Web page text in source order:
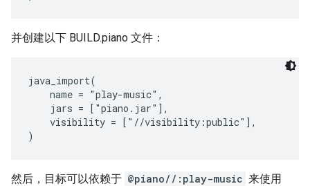
并创建以下 BUILD.piano 文件：
java_import(
    name = "play-music",
    jars = ["piano.jar"],
    visibility = ["//visibility:public"],
然后，目标可以依赖于 @piano//:play-music 来使用